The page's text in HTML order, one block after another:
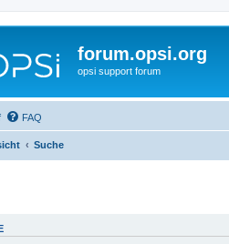
forum.opsi.org
opsi support forum
FAQ
Suche